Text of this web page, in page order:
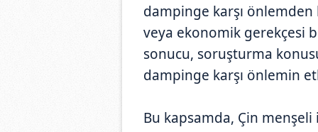
dampinge karşı önlemden
veya ekonomik gerekçesi
sonucu, soruşturma
dampinge karşı önlemin
Bu kapsamda, Çin